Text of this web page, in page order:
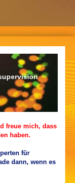
freue mich, dass
haben.
für
dann, wenn es